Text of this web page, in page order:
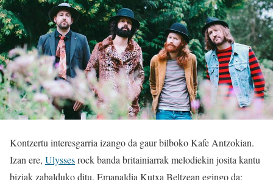
Kontzertu interesgarria izango da gaur bilboko Kafe Antzokian.
Izan ere, Ulyssesrock banda britainiarrak melodiekin josita kantu
biziak zabalduko ditu. Emanaldia Kutxa Beltzean egingo da;